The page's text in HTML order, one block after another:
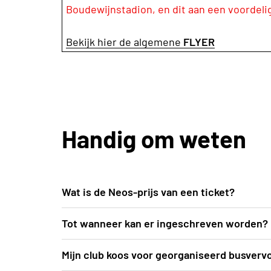
Boudewijnstadion, en dit aan een
Bekijk hier de algemene FLYER
Handig om weten
Wat is de Neos-prijs van een ticket?
De voordelige Neos-prijs bedraagt 40 EUR
zicht op de atletiekprestaties én het
plaatsvindt
Tot wanneer kan er ingeschreven worden?
Inschrijven kan uiterlijk t.e.m. vrijdag 12
Mijn club koos voor georganiseerd